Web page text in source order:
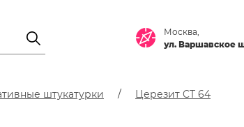
Москва,
ул. Варшавское
штукатурки Церезит CT 64